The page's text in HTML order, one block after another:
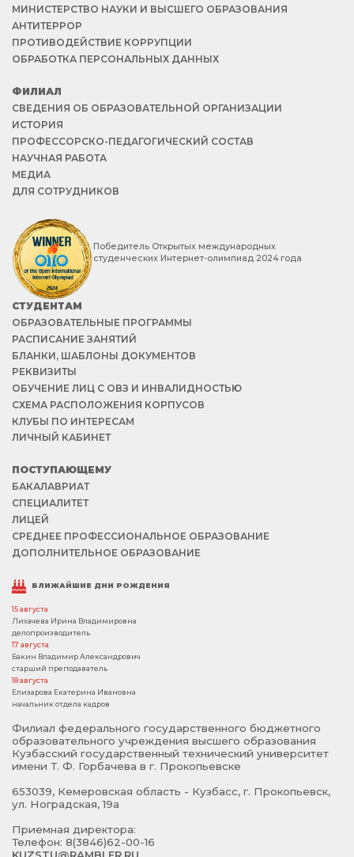
МИНИСТЕРСТВО НАУКИ И ВЫСШЕГО ОБРАЗОВАНИЯ
АНТИТЕРРОР
ПРОТИВОДЕЙСТВИЕ КОРРУПЦИИ
ОБРАБОТКА ПЕРСОНАЛЬНЫХ ДАННЫХ
ФИЛИАЛ
СВЕДЕНИЯ ОБ ОБРАЗОВАТЕЛЬНОЙ ОРГАНИЗАЦИИ
ИСТОРИЯ
ПРОФЕССОРСКО-ПЕДАГОГИЧЕСКИЙ СОСТАВ
НАУЧНАЯ РАБОТА
МЕДИА
ДЛЯ СОТРУДНИКОВ
Победитель Открытых международных
студенческих Интернет-олимпиад 2024 года
СТУДЕНТАМ
ОБРАЗОВАТЕЛЬНЫЕ ПРОГРАММЫ
РАСПИСАНИЕ ЗАНЯТИЙ
БЛАНКИ, ШАБЛОНЫ ДОКУМЕНТОВ
РЕКВИЗИТЫ
ОБУЧЕНИЕ ЛИЦ С ОВЗ И ИНВАЛИДНОСТЬЮ
СХЕМА РАСПОЛОЖЕНИЯ КОРПУСОВ
КЛУБЫ ПО ИНТЕРЕСАМ
ЛИЧНЫЙ КАБИНЕТ
ПОСТУПАЮЩЕМУ
БАКАЛАВРИАТ
СПЕЦИАЛИТЕТ
ЛИЦЕЙ
СРЕДНЕЕ ПРОФЕССИОНАЛЬНОЕ ОБРАЗОВАНИЕ
ДОПОЛНИТЕЛЬНОЕ ОБРАЗОВАНИЕ
БЛИЖАЙШИЕ ДНИ РОЖДЕНИЯ
15 августа
Лихачева Ирина Владимировна
делопроизводитель
17 августа
Бакин Владимир Александрович
старший преподаватель
18 августа
Елизарова Екатерина Ивановна
начальник отдела кадров
Филиал федерального государственного бюджетного
образовательного учреждения высшего образования
Кузбасский государственный технический университет
имени Т. Ф. Горбачева в г. Прокопьевске
653039, Кемеровская область - Кузбасс, г. Прокопьевск,
ул. Ноградская, 19а
Приемная директора:
Телефон: 8(3846)62-00-16